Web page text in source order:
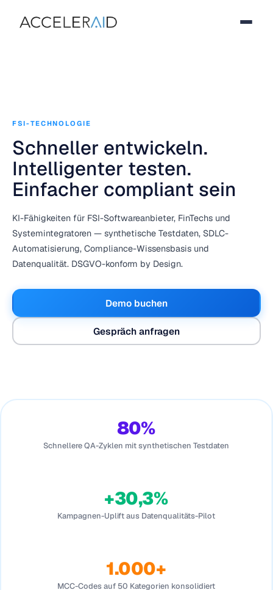
FSI-TECHNOLOGIE
Schneller entwickeln.
Intelligenter testen.
Einfacher compliant sein
KI-Fähigkeiten für FSI-Softwareanbieter, FinTechs und
Systemintegratoren — synthetische Testdaten, SDLC-
Automatisierung, Compliance-Wissensbasis und
Datenqualität. DSGVO-konform by Design.
Demo buchen
Gespräch anfragen
80%
Schnellere QA-Zyklen mit synthetischen Testdaten
+30,3%
Kampagnen-Uplift aus Datenqualitäts-Pilot
1.000+
MCC-Codes auf 50 Kategorien konsolidiert